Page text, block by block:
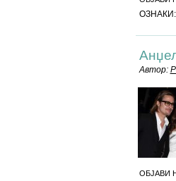
ОЗНАКИ:
Автор:
ОБЈАВИ